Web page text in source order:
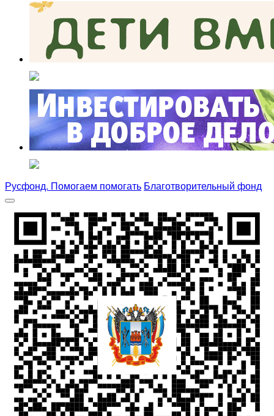
Русфонд. Помогаем помогать Благотворительный фонд